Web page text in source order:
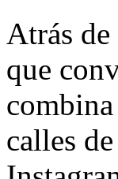
Atrás
que
calles